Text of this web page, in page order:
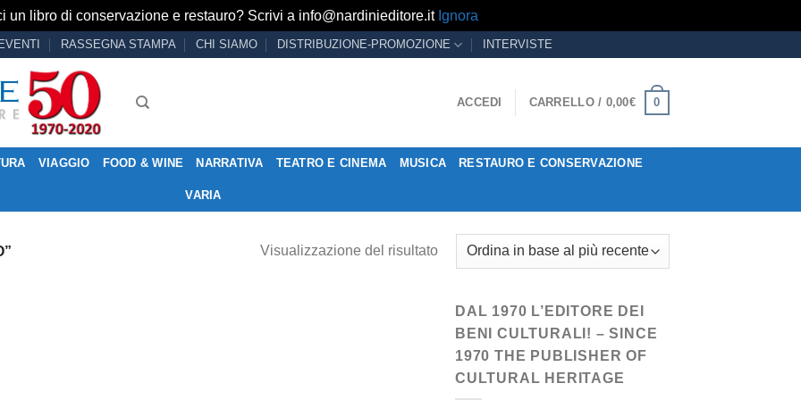
un libro di conservazione e restauro? Scrivi a info@nardinieditore.it Ignora
EVENTI RASSEGNA STAMPA CHI SIAMO DISTRIBUZIONE-PROMOZIONE INTERVISTE
ACCEDI CARRELLO / 0,00€ 0
VIAGGIO FOOD & WINE NARRATIVA TEATRO E CINEMA MUSICA RESTAURO E CONSERVAZIONE
VARIA
Visualizzazione del risultato
DAL 1970 L’EDITORE DEI
BENI CULTURALI! – SINCE
1970 THE PUBLISHER OF
CULTURAL HERITAGE